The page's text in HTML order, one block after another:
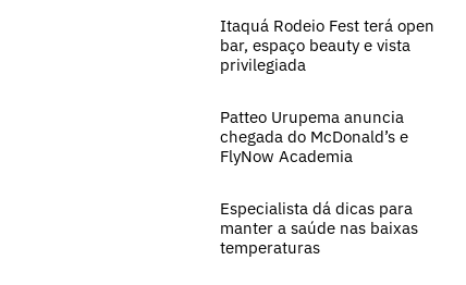
Itaquá Rodeio Fest terá open
bar, espaço beauty e vista
privilegiada
Patteo Urupema anuncia
chegada do McDonald’s e
FlyNow Academia
Especialista dá dicas para
manter a saúde nas baixas
temperaturas